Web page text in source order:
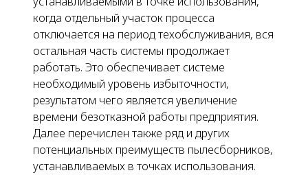
когда отдельный участок процесса
отключается на период техобслуживания, вся
остальная часть системы продолжает
работать. Это обеспечивает системе
необходимый уровень избыточности,
результатом чего является увеличение
времени безотказной работы предприятия.
Далее перечислен также ряд и других
потенциальных преимуществ пылесборников,
устанавливаемых в точках использования.